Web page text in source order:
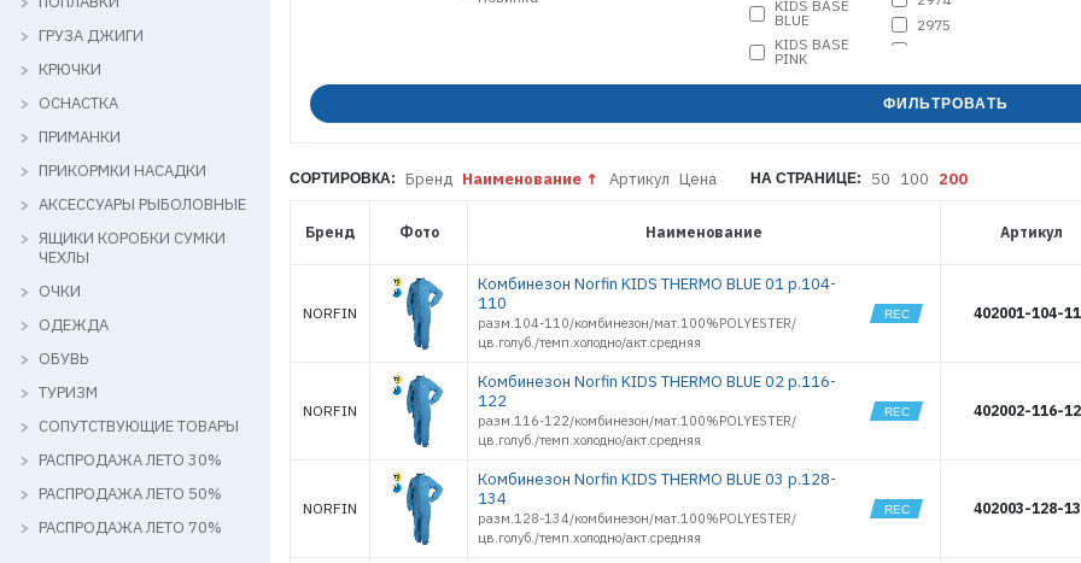
ГРУЗА ДЖИГИ
КРЮЧКИ
ОСНАСТКА
ПРИМАНКИ
ПРИКОРМКИ НАСАДКИ
АКСЕССУАРЫ РЫБОЛОВНЫЕ
ЯЩИКИ КОРОБКИ СУМКИ
ЧЕХЛЫ
ОЧКИ
ОДЕЖДА
ОБУВЬ
ТУРИЗМ
СОПУТСТВУЮЩИЕ ТОВАРЫ
РАСПРОДАЖА ЛЕТО 30%
РАСПРОДАЖА ЛЕТО 50%
РАСПРОДАЖА ЛЕТО 70%
KIDS BASE
BLUE
KIDS BASE
PINK
KIDS THERMO
KIDS THERMO
PINK
BLUE
THERMO
BLUE
NATURAL
NATURE CORE
NORD
NORD
2975
9881
9882
10336
10341
10370
10373
10377
ФИЛЬТРОВАТЬ
СОРТИРОВКА: Бренд Наименование Артикул Цена НА СТРАНИЦЕ: 50 100 200
Бренд Фото Наименование Артикул
NORFIN
Комбинезон Norfin KIDS THERMO BLUE 01 р.104-
110
разм.104-110/комбинезон/мат.100%POLYESTER/
цв.голуб./темп.холодно/акт.средняя
402001-104-
NORFIN
Комбинезон Norfin KIDS THERMO BLUE 02 р.116-
122
разм.116-122/комбинезон/мат.100%POLYESTER/
цв.голуб./темп.холодно/акт.средняя
402002-116-
NORFIN
Комбинезон Norfin KIDS THERMO BLUE 03 р.128-
134
разм.128-134/комбинезон/мат.100%POLYESTER/
цв.голуб./темп.холодно/акт.средняя
402003-128-